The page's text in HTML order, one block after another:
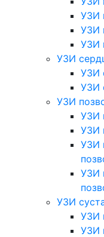
УЗИ
УЗИ
УЗИ
УЗИ
УЗИ
УЗИ
УЗИ
УЗИ
УЗИ
УЗИ
УЗИ
УЗИ
УЗИ
УЗИ